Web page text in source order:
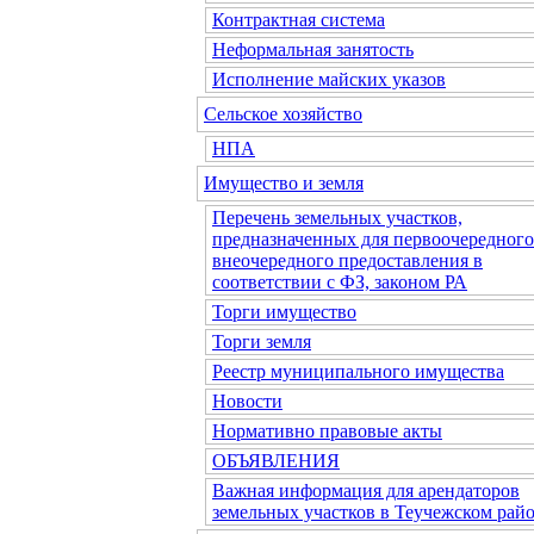
Контрактная система
Неформальная занятость
Исполнение майских указов
Сельское хозяйство
НПА
Имущество и земля
Перечень земельных участков,
предназначенных для
внеочередного предоставления в
соответствии с ФЗ, законом РА
Торги имущество
Торги земля
Реестр муниципального имущества
Новости
Нормативно правовые акты
ОБЪЯВЛЕНИЯ
Важная информация для арендаторов
земельных участков в Теучежском